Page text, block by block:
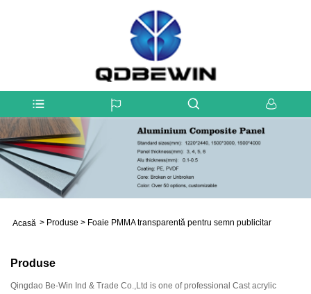
Acasă > Produse > Foaie PMMA transparentă pentru semn publicitar
Produse
Qingdao Be-Win Ind & Trade Co.,Ltd is one of professional Cast acrylic